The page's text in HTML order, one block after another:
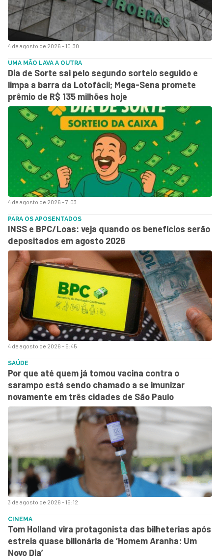
4 de agosto de 2026 - 10:30
4 de agosto de 2026 - 7:03
UMA MÃO LAVA A OUTRA
Dia de Sorte sai pelo segundo sorteio seguido e
limpa a barra da Lotofácil; Mega-Sena promete
prêmio de R$ 135 milhões hoje
4 de agosto de 2026 - 5:45
PARA OS APOSENTADOS
INSS e BPC/Loas: veja quando os benefícios serão
depositados em agosto 2026
3 de agosto de 2026 - 15:12
SAÚDE
Por que até quem já tomou vacina contra o
sarampo está sendo chamado a se imunizar
novamente em três cidades de São Paulo
CINEMA
Tom Holland vira protagonista das bilheterias após
estreia quase bilionária de ‘Homem Aranha: Um
Novo Dia’